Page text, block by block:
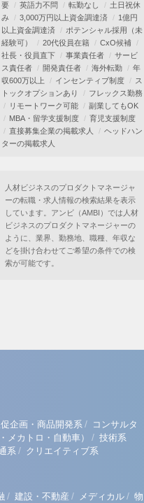
要
英語力不問 転勤なし
土日祝休
み
3,000万円以上資金調達済
1億円
以上資金調達済
ポテンシャル採用（未
経験可）
20代役員在籍
CxO候補
社長・役員直下
事業責任者
サービ
ス責任者
開発責任者 海外転勤
年
収600万以上
インセンティブ制度
ス
トックオプションあり
フレックス勤務
リモートワーク可能
副業してもOK
MBA・留学支援制度
育児支援制度
直接募集企業の掲載求人
ヘッドハン
ターの掲載求人
人材ビジネスのプロダクトマネージャ
ーの転職・求人情報の検索結果を表示
しています。アンビ（AMBI）では人材
ビジネスのプロダクトマネージャーの
ように、業界、勤務地、職種、年収な
どを掛け合わせてご希望の条件での検
索が可能です。
企画・商品開発系/ コンサルタ
メカトロ・自動車） / 技術系
系 / クリエイティブ系
/ 建設・不動産 / メディカル / 物